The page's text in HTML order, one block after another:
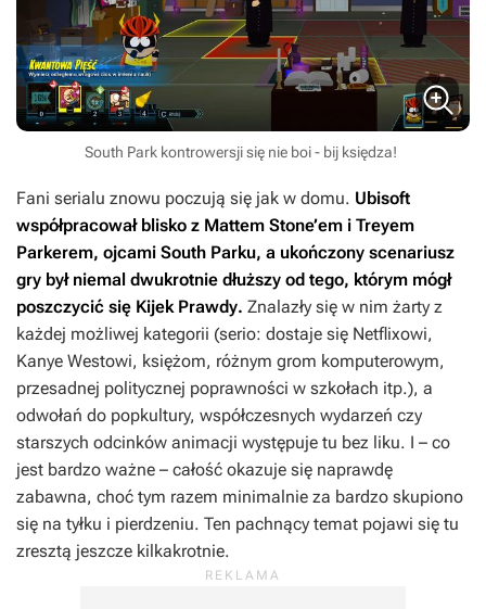
South Park kontrowersji się nie boi - bij księdza!
Fani serialu znowu poczują się jak w domu. Ubisoft
współpracował blisko z Mattem Stone’em i Treyem
Parkerem, ojcami South Parku, a ukończony scenariusz
gry był niemal dwukrotnie dłuższy od tego, którym mógł
poszczycić się Kijek Prawdy. Znalazły się w nim żarty z
każdej możliwej kategorii (serio: dostaje się Netflixowi,
Kanye Westowi, księżom, różnym grom komputerowym,
przesadnej politycznej poprawności w szkołach itp.), a
odwołań do popkultury, współczesnych wydarzeń czy
starszych odcinków animacji występuje tu bez liku. I – co
jest bardzo ważne – całość okazuje się naprawdę
zabawna, choć tym razem minimalnie za bardzo skupiono
się na tyłku i pierdzeniu. Ten pachnący temat pojawi się tu
zresztą jeszcze kilkakrotnie.